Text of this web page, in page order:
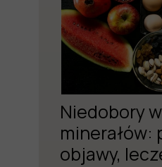
Niedobory
minerałów:
objawy,